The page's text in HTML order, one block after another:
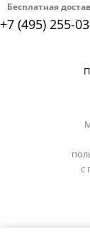
Бесплатная
+7 (495) 255-
с